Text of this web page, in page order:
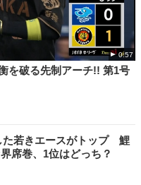
0:57
を破る先制アーチ!! 第1号
た若きエースがトップ 鯉
席巻、1位はどっち？